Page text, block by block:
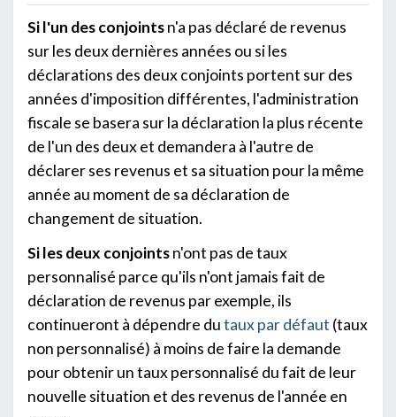
Si l'un des conjointsn'a pas déclaré de revenus
sur les deux dernières années ou si les
déclarations des deux conjoints portent sur des
années d'imposition différentes, l'administration
fiscale se basera sur la déclaration la plus récente
de l'un des deux et demandera à l'autre de
déclarer ses revenus et sa situation pour la même
année au moment de sa déclaration de
changement de situation.
Si les deux conjointsn'ont pas de taux
personnalisé parce qu'ils n'ont jamais fait de
déclaration de revenus par exemple, ils
continueront à dépendre dutaux par défaut (taux
non personnalisé) à moins de faire la demande
pour obtenir un taux personnalisé du fait de leur
nouvelle situation et des revenus de l'année en